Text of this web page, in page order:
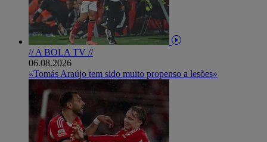
// A BOLA TV //
06.08.2026
«Tomás Araújo tem sido muito propenso a lesões»